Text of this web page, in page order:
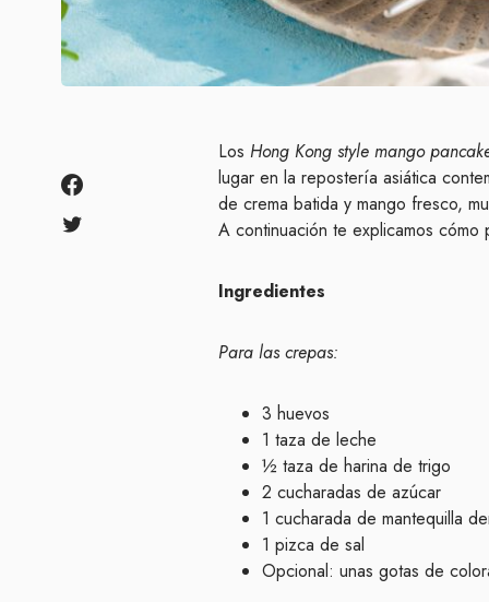
Los Hong Kong style mango
lugar en la repostería asiática
de crema batida y mango fresco,
A continuación te explicamos
Ingredientes
Para las crepas:
3 huevos
1 taza de leche
½ taza de harina de trigo
2 cucharadas de azúcar
1 cucharada de mantequilla
1 pizca de sal
Opcional: unas gotas de